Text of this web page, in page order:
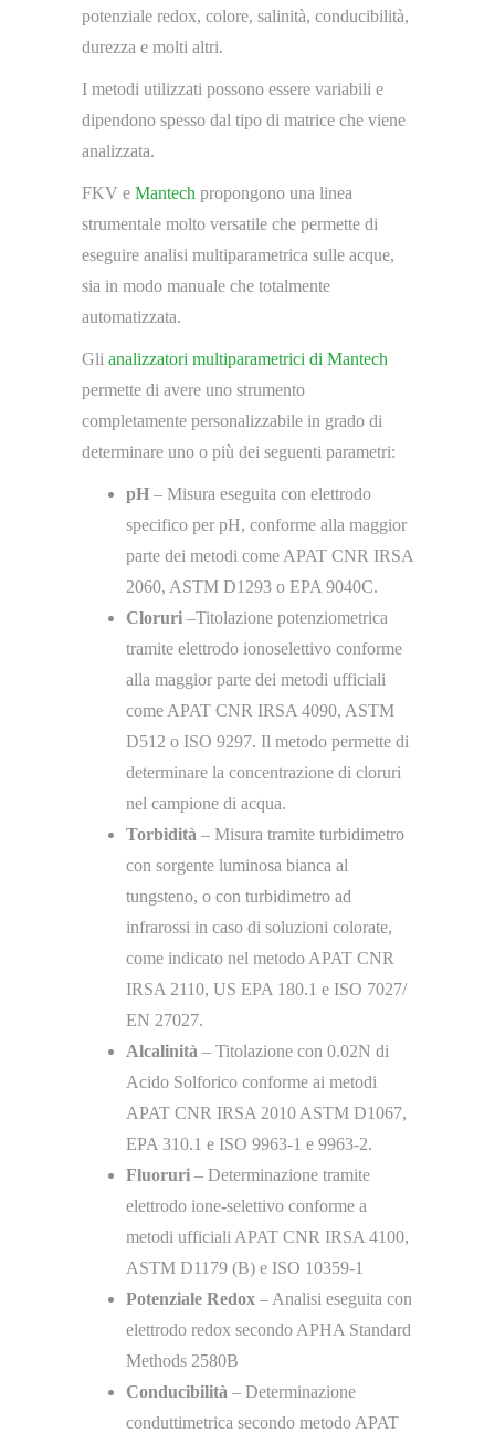
potenziale redox, colore, salinità, conducibilità,
durezza e molti altri.
I metodi utilizzati possono essere variabili e
dipendono spesso dal tipo di matrice che viene
analizzata.
FKV e Mantech propongono una linea
strumentale molto versatile che permette di
eseguire analisi multiparametrica sulle acque,
sia in modo manuale che totalmente
automatizzata.
Gli analizzatori multiparametrici di Mantech
permette di avere uno strumento
completamente personalizzabile in grado di
determinare uno o più dei seguenti parametri:
pH – Misura eseguita con elettrodo
specifico per pH, conforme alla maggior
parte dei metodi come APAT CNR IRSA
2060, ASTM D1293 o EPA 9040C.
Cloruri –Titolazione potenziometrica
tramite elettrodo ionoselettivo conforme
alla maggior parte dei metodi ufficiali
come APAT CNR IRSA 4090, ASTM
D512 o ISO 9297. Il metodo permette di
determinare la concentrazione di cloruri
nel campione di acqua.
Torbidità – Misura tramite turbidimetro
con sorgente luminosa bianca al
tungsteno, o con turbidimetro ad
infrarossi in caso di soluzioni colorate,
come indicato nel metodo APAT CNR
IRSA 2110, US EPA 180.1 e ISO 7027/
EN 27027.
Alcalinità – Titolazione con 0.02N di
Acido Solforico conforme ai metodi
APAT CNR IRSA 2010 ASTM D1067,
EPA 310.1 e ISO 9963-1 e 9963-2.
Fluoruri – Determinazione tramite
elettrodo ione-selettivo conforme a
metodi ufficiali APAT CNR IRSA 4100,
ASTM D1179 (B) e ISO 10359-1
Potenziale Redox – Analisi eseguita con
elettrodo redox secondo APHA Standard
Methods 2580B
Conducibilità – Determinazione
conduttimetrica secondo metodo APAT